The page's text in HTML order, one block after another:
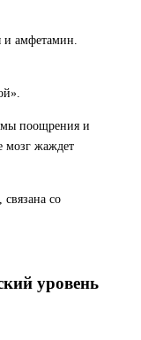
и амфетамин.
поощрения и
мозг жаждет
со
уровень